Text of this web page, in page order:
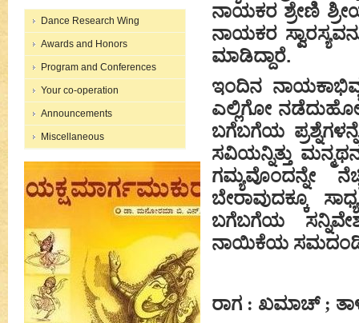
Dance Research Wing
Awards and Honors
Program and Conferences
Your co-operation
Announcements
Miscellaneous
ನಾಯಕರ ಶ್ರೇಣಿ
ನಾಯಕರ
ಮಾಡಿದ್ದಾರೆ.
ಇಂದಿನ
ಎಲ್ಲಿಗೋ
ಬಗೆಬಗೆಯ
ಸವಿಯನ್ನಿತ್ತು
ಗಮ್ಯವೊಂದನ್ನೇ
ಬೇರಾವುದಕ್ಕೂ
ಬಗೆಬಗೆಯ
ನಾಯಿಕೆಯ
ರಾಗ : ಖಮಾಚ್ ;